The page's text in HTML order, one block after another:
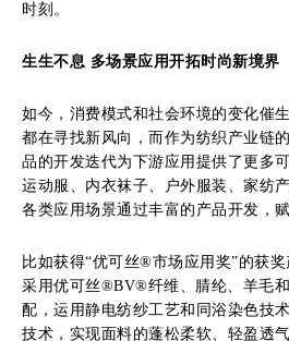
时刻。
生生不息 多场景应用开拓时尚新境界
如今，消费模式和社会环境的变化催
都在寻找新风向，而作为纺织产业链
品的开发迭代为下游应用提供了更多
运动服、内衣袜子、户外服装、家
各类应用场景通过丰富的产品开发，赋
比如获得“优可丝®市场应用奖”的获奖
采用优可丝®BV®纤维、腈纶、羊毛
配，运用静电纺纱工艺和同浴染色技
技术，实现面料的蓬松柔软、轻盈透